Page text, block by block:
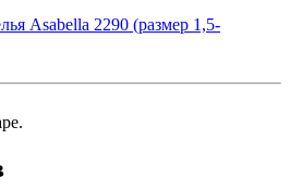
Asabella 2290 (размер 1,5-